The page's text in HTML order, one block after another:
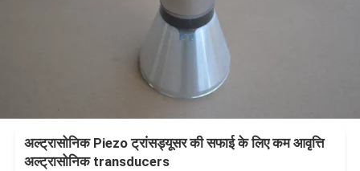
अल्ट्रासोनिक Piezo ट्रांसड्यूसर की सफाई के लिए कम आवृत्ति
अल्ट्रासोनिक transducers